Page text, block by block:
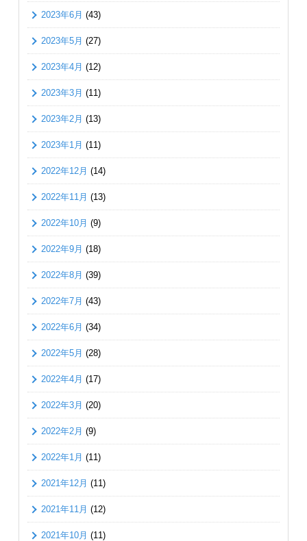
2023年6月 (43)
2023年5月 (27)
2023年4月 (12)
2023年3月 (11)
2023年2月 (13)
2023年1月 (11)
2022年12月 (14)
2022年11月 (13)
2022年10月 (9)
2022年9月 (18)
2022年8月 (39)
2022年7月 (43)
2022年6月 (34)
2022年5月 (28)
2022年4月 (17)
2022年3月 (20)
2022年2月 (9)
2022年1月 (11)
2021年12月 (11)
2021年11月 (12)
2021年10月 (11)